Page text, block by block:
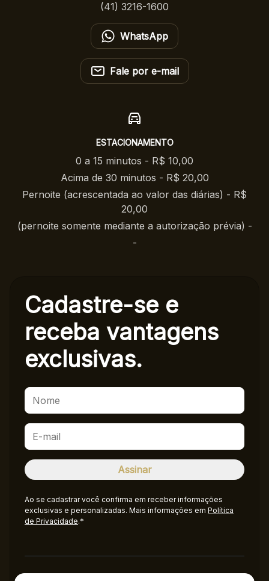
(41) 3216-1600
WhatsApp
Fale por e-mail
ESTACIONAMENTO
0 a 15 minutos - R$ 10,00
Acima de 30 minutos - R$ 20,00
Pernoite (acrescentada ao valor das diárias) - R$
20,00
(pernoite somente mediante a autorização prévia) -
-
Cadastre-se e
receba vantagens
exclusivas.
Ao se cadastrar você confirma em receber informações
exclusivas e personalizadas. Mais informações em Política
de Privacidade.*